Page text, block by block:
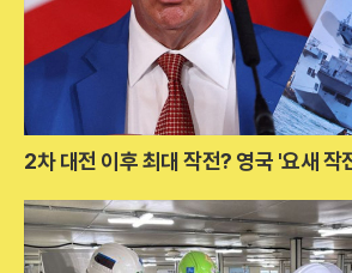
2차 대전 이후 최대 작전? 영국 '요새 작